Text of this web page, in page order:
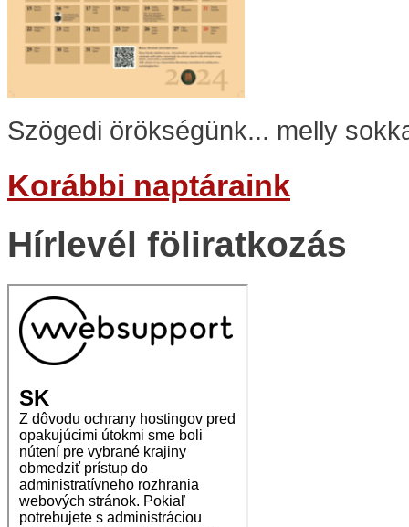
Szögedi örökségünk... melly
Korábbi naptáraink
Hírlevél föliratkozás